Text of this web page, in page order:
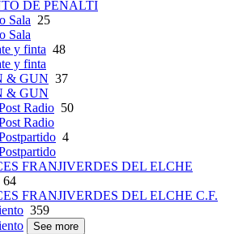
DE PENALTI
Sala 25
Sala
y finta 48
y finta
& GUN 37
& GUN
Radio 50
Radio
4
FRANJIVERDES DEL ELCHE
64
FRANJIVERDES DEL ELCHE C.F.
359
See more